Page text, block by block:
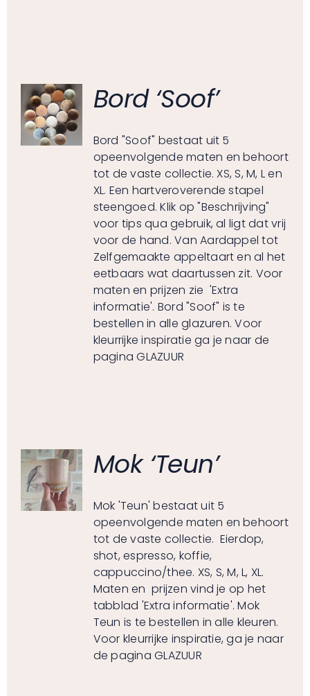
Bord ‘Soof’
Bord "Soof" bestaat uit 5
opeenvolgende maten en behoort
tot de vaste collectie. XS, S, M, L en
XL. Een hartveroverende stapel
steengoed. Klik op "Beschrijving"
voor tips qua gebruik, al ligt dat vrij
voor de hand. Van Aardappel tot
Zelfgemaakte appeltaart en al het
eetbaars wat daartussen zit. Voor
maten en prijzen zie 'Extra
informatie'. Bord "Soof" is te
bestellen in alle glazuren. Voor
kleurrijke inspiratie ga je naar de
paginaGLAZUUR
Mok ‘Teun’
Mok 'Teun' bestaat uit 5
opeenvolgende maten en behoort
tot de vaste collectie. Eierdop,
shot, espresso, koffie,
cappuccino/thee. XS, S, M, L, XL.
Maten en prijzen vind je op het
tabblad 'Extra informatie'. Mok
Teun is te bestellen in alle kleuren.
Voor kleurrijke inspiratie, ga je naar
de paginaGLAZUUR